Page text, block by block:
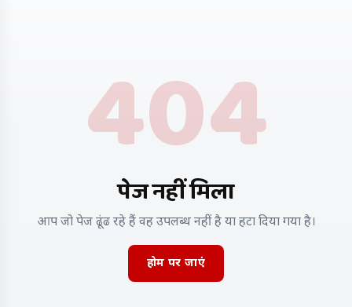
404
पेज नहीं मिला
आप जो पेज ढूंढ रहे हैं वह उपलब्ध नहीं है या हटा दिया गया है।
होम पर जाएं